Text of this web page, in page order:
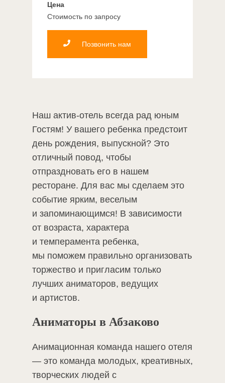
Цена
Стоимость по запросу
Позвонить нам
Наш актив-отель всегда рад юным
Гостям! У вашего ребенка предстоит
день рождения, выпускной? Это
отличный повод, чтобы
отпраздновать его в нашем
ресторане. Для вас мы сделаем это
событие ярким, веселым
и запоминающимся! В зависимости
от возраста, характера
и темперамента ребенка,
мы поможем правильно организовать
торжество и пригласим только
лучших аниматоров, ведущих
и артистов.
Аниматоры в Абзаково
Анимационная команда нашего отеля
— это команда молодых, креативных,
творческих людей с